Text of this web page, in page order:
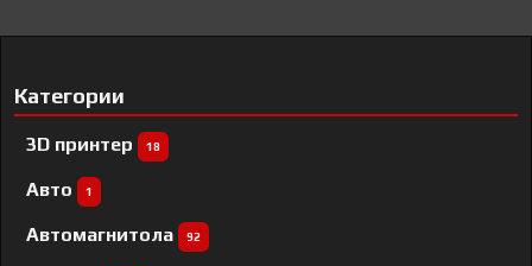
Категории
3D принтер 18
Авто 1
Автомагнитола 92